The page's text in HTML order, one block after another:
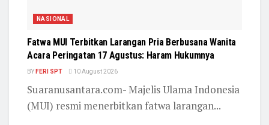
NASIONAL
Fatwa MUI Terbitkan Larangan Pria Berbusana Wanita
Acara Peringatan 17 Agustus: Haram Hukumnya
BY FERI SPT 10 August 2026
Suaranusantara.com- Majelis Ulama Indonesia
(MUI) resmi menerbitkan fatwa larangan...